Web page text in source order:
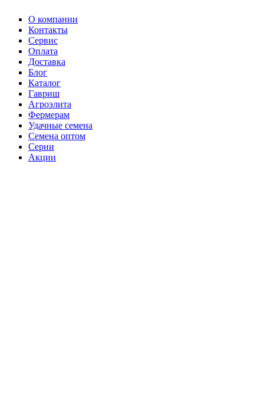
О компании
Контакты
Сервис
Оплата
Доставка
Блог
Каталог
Гавриш
Агроэлита
Фермерам
Удачные семена
Семена оптом
Серии
Акции